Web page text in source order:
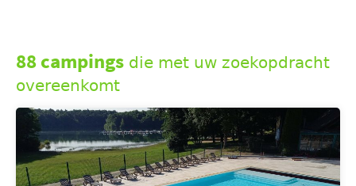
88 campings die met uw zoekopdracht
overeenkomt